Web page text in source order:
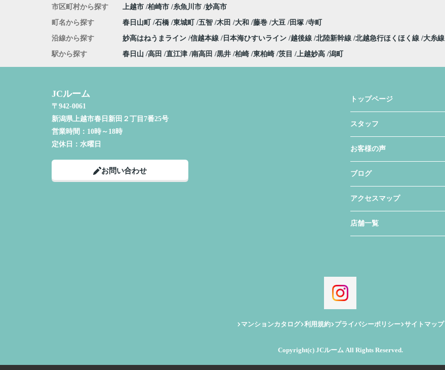
市区町村から探す 上越市 柏崎市 糸魚川市 妙高市
町名から探す 春日山町 石橋 東城町 五智 木田 大和 藤巻 大豆 田塚 寺町
沿線から探す 妙高はねうまライン 信越本線 日本海ひすいライン 越後線 北陸新幹線 北越急行ほくほく線 大糸線
駅から探す 春日山 高田 直江津 南高田 黒井 柏崎 東柏崎 茨目 上越妙高 潟町
JCルーム
〒942-0061
新潟県上越市春日新田２丁目7番25号
営業時間： 10時～18時
定休日： 水曜日
お問い合わせ
トップページ
スタッフ
お客様の声
ブログ
アクセスマップ
店舗一覧
マンションカタログ 利用規約 プライバシーポリシー サイトマップ
Copyright(c) JCルーム All Rights Reserved.